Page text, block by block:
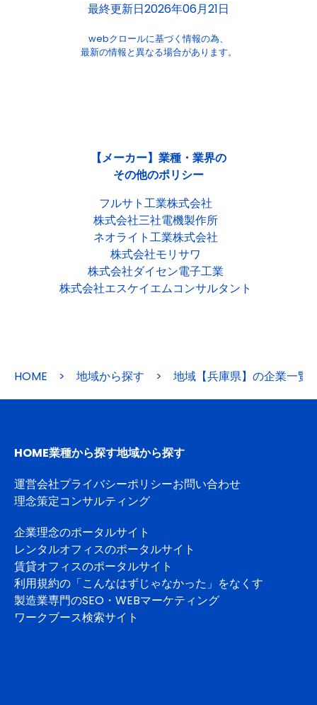
最終更新日2026年06月21日
webクロールに基づく情報の為、
最新の情報と異なる場合があります。
【メーカー】業種・業界の
その他のポリシー
フルサト工業株式会社
株式会社三社電機製作所
ネオライト工業株式会社
株式会社モリサワ
株式会社ダイセン電子工業
株式会社エスケイエムコンサルタント
HOME > 地域から探す > 地域【兵庫県】の企業一覧
HOME業種から探す地域から探す
運営会社プライバシーポリシーお問い合わせ
理念策定コンサルティング
企業理念のポータルサイト
レンタルオフィスのポータルサイト
賃貸オフィスのポータルサイト
利用規約の「こんなはずじゃなかった」をなくす
製造業専門のSEO・WEBマーケティング
ワークブース検索サイト